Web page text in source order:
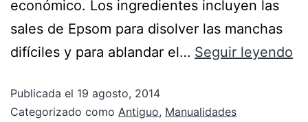
económico. Los ingredientes incluyen las
sales de Epsom para disolver las manchas
difíciles y para ablandar el… Seguir leyendo
Publicada el 19 agosto, 2014
Categorizado como Antiguo, Manualidades